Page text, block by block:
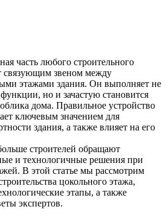
часть любого строительного
связующим звеном между
этажами здания. Он выполняет не
но и зачастую становится
дома. Правильное устройство
ключевым значением для
здания, а также влияет на его
строителей обращают
и технологичные решения при
В этой статье мы рассмотрим
цокольного этажа,
этапы, а также
экспертов.